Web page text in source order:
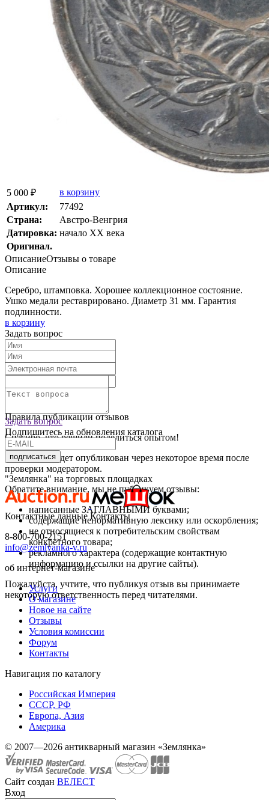
5 000 ₽
в корзину
Артикул:
77492
Страна:
Австро-Венгрия
Датировка: начало ХХ века
Оригинал.
ОписаниеОтзывы о товаре
Описание
Серебро, штамповка. Хорошее коллекционное состояние.
Ушко медали реставрировано. Диаметр 31 мм. Гарантия
подлинности.
в корзину
Текст отзыва:
Правила публикации отзывов
Спасибо, что решили поделиться опытом!
Ваш отзыв будет опубликован через некоторое время после
проверки модератором.
Обратите внимание, мы не публикуем отзывы:
написанные ЗАГЛАВНЫМИ буквами;
содержащие ненормативную лексику или оскорбления;
не относящиеся к потребительским свойствам
конкретного товара;
рекламного характера (содержащие контактную
информацию и ссылки на другие сайты).
Пожалуйста, учтите, что публикуя отзыв вы принимаете
некоторую ответственность перед читателями.
Задать вопрос
Задать вопрос
Подпишитесь на обновления каталога
подписаться
"Землянка" на торговых площадках
Контактные данные Контакты
8-800-700-2151
info@zemlyanka-v.ru
об интернет-магазине
Услуги
О магазине
Новое на сайте
Отзывы
Условия комиссии
Форум
Контакты
Навигация по каталогу
Российская Империя
СССР, РФ
Европа, Азия
Америка
© 2007—2026 антикварный магазин «Землянка»
Сайт создан ВЕЛЕСТ
Вход